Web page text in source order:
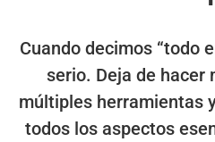
Cuando decimos “todo
serio. Deja de hacer
múltiples herramientas
todos los aspectos